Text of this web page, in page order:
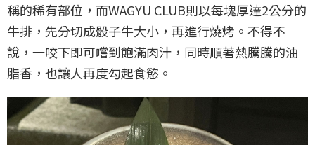
稱的稀有部位，而WAGYU CLUB則以每塊厚達2公分的
牛排，先分切成骰子牛大小，再進行燒烤。不得不
說，一咬下即可嚐到飽滿肉汁，同時順著熱騰騰的油
脂香，也讓人再度勾起食慾。